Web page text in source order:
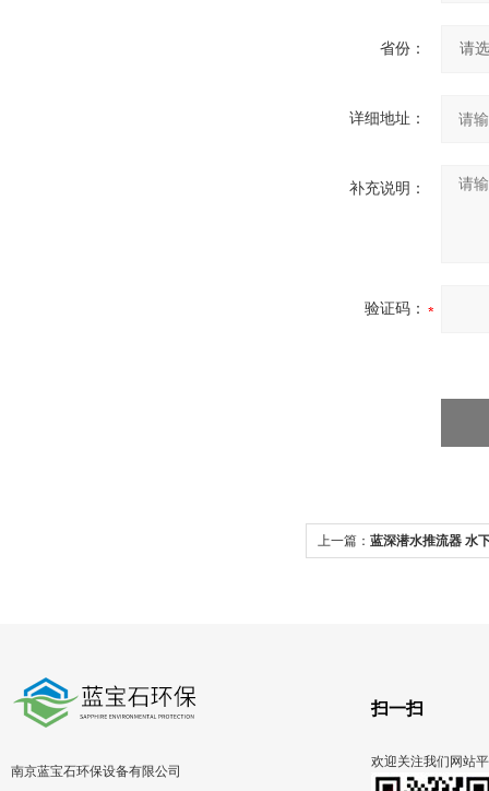
省份：
详细地址：
补充说明：
验证码：
上一篇： 蓝深潜水推流器 水
南京蓝宝石环保设备有限公司
扫一扫
欢迎关注我们网站